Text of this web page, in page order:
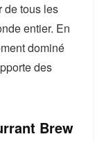
de tous les
entier. En
dominé
des
Brew